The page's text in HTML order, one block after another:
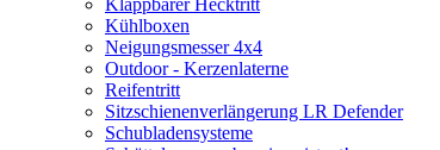
Klappbarer Hecktritt
Kühlboxen
Neigungsmesser 4x4
Outdoor - Kerzenlaterne
Reifentritt
Sitzschienenverlängerung LR Defender
Schubladensysteme